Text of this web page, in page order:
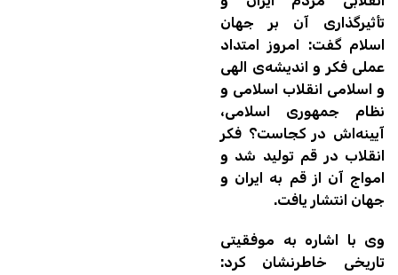
تأثیرگذاری آن بر جهان
اسلام گفت: امروز امتداد
عملی فکر و اندیشه‌ی الهی
و اسلامی انقلاب اسلامی و
نظام جمهوری اسلامی،
آیینه‌اش در کجاست؟ فکر
انقلاب در قم تولید شد و
امواج آن از قم به ایران و
جهان انتشار یافت.
وی با اشاره به موفقیتی
تاریخی خاطرنشان کرد: